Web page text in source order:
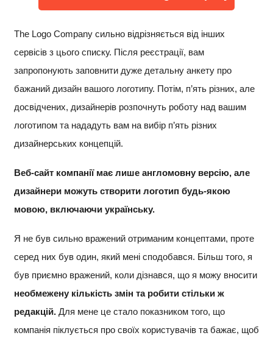
The Logo Company сильно відрізняється від інших
сервісів з цього списку. Після реєстрації, вам
запропонують заповнити дуже детальну анкету про
бажаний дизайн вашого логотипу. Потім, п’ять різних, але
досвідчених, дизайнерів розпочнуть роботу над вашим
логотипом та нададуть вам на вибір п’ять різних
дизайнерських концепцій.
Веб-сайт компанії має лише англомовну версію, але
дизайнери можуть створити логотип будь-якою
мовою, включаючи українську.
Я не був сильно вражений отриманим концептами, проте
серед них був один, який мені сподобався. Більш того, я
був приємно вражений, коли дізнався, що я можу вносити
необмежену кількість змін та робити стільки ж
редакцій. Для мене це стало показником того, що
компанія піклується про своїх користувачів та бажає, щоб